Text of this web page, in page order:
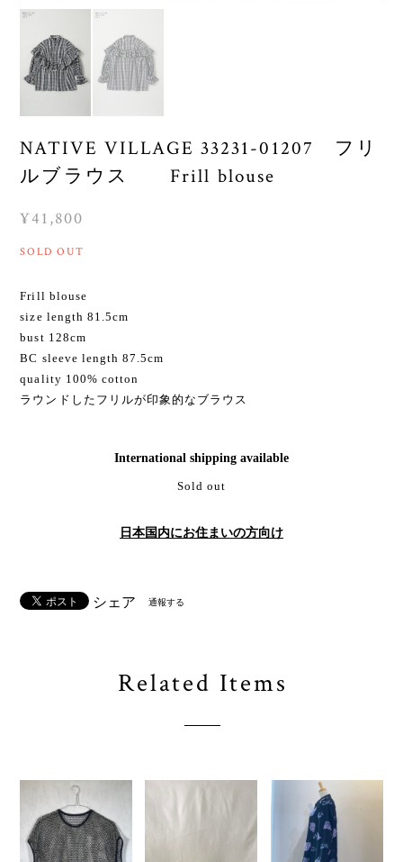
NATIVE VILLAGE 33231-01207 フリ
ルブラウス Frill blouse
¥41,800
SOLD OUT
Frill blouse
size length 81.5cm
bust 128cm
BC sleeve length 87.5cm
quality 100% cotton
ラウンドしたフリルが印象的なブラウス
International shipping available
Sold out
日本国内にお住まいの方向け
シェア 通報する
Related Items